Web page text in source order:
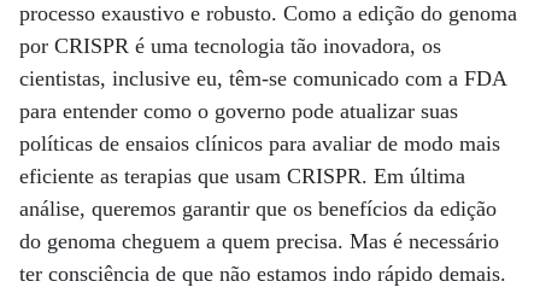
processo exaustivo e robusto. Como a edição do genoma
por CRISPR é uma tecnologia tão inovadora, os
cientistas, inclusive eu, têm-se comunicado com a FDA
para entender como o governo pode atualizar suas
políticas de ensaios clínicos para avaliar de modo mais
eficiente as terapias que usam CRISPR. Em última
análise, queremos garantir que os benefícios da edição
do genoma cheguem a quem precisa. Mas é necessário
ter consciência de que não estamos indo rápido demais.